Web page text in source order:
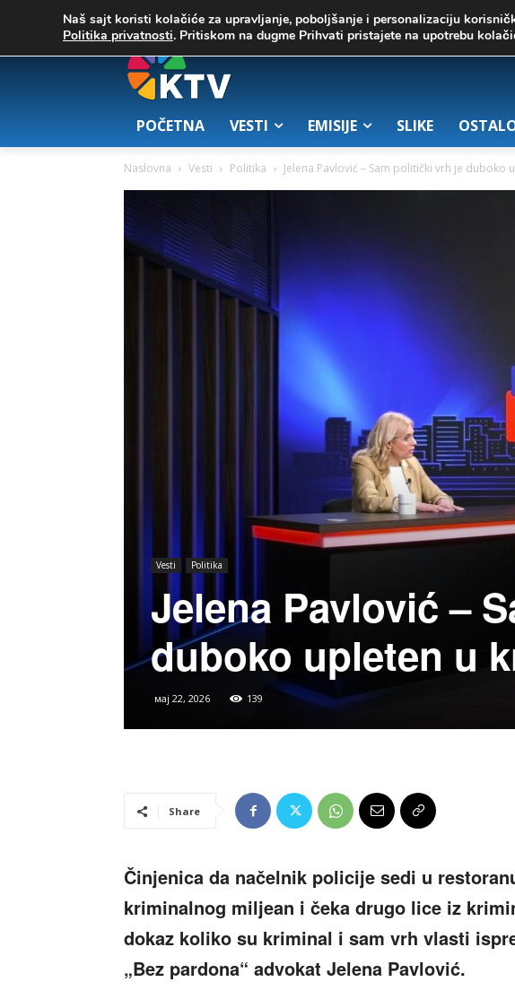
25.7 Zrenjanin 02. август 2026.
POČETNA VESTI EMISIJE SLIKE
Naslovna Vesti Politika Jelena Pavlović – Sam politički vrh je duboko
Vesti Politika
Jelena Pavlović –
duboko upleten u
мај 22, 2026 139
Share
Činjenica da načelnik policije sedi u
kriminalnog miljean i čeka drugo lice iz
dokaz koliko su kriminal i sam vrh vlasti
„Bez pardona“ advokat Jelena Pavlović.
Naš sajt koristi kolačiće za upravljanje, poboljšanje i personalizaciju
Politika privatnosti. Pritiskom na dugme Prihvati pristajete na upotrebu